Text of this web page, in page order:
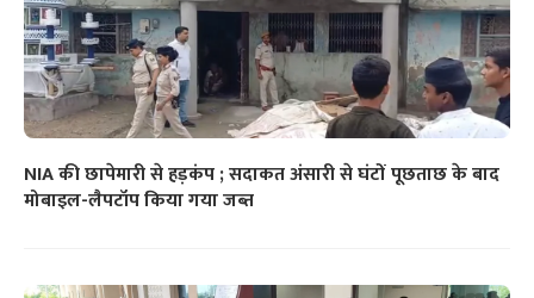
NIA की छापेमारी से हड़कंप ; सदाकत अंसारी से घंटों पूछताछ के बाद
मोबाइल-लैपटॉप किया गया जब्त